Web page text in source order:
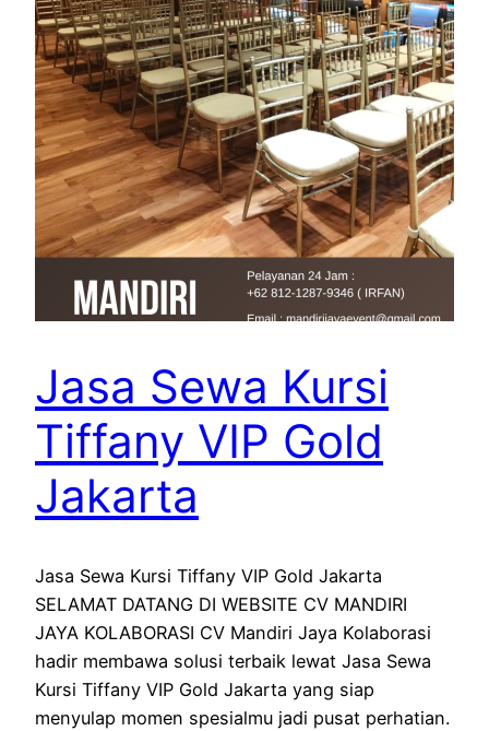
Jasa Sewa Kursi
Tiffany VIP Gold
Jakarta
Jasa Sewa Kursi Tiffany VIP Gold Jakarta
SELAMAT DATANG DI WEBSITE CV MANDIRI
JAYA KOLABORASI CV Mandiri Jaya Kolaborasi
hadir membawa solusi terbaik lewat Jasa Sewa
Kursi Tiffany VIP Gold Jakarta yang siap
menyulap momen spesialmu jadi pusat perhatian.